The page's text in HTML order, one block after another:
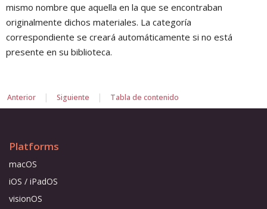
mismo nombre que aquella en la que se encontraban
originalmente dichos materiales. La categoría
correspondiente se creará automáticamente si no está
presente en su biblioteca.
Anterior | Siguiente | Tabla de contenido
Platforms
macOS
iOS / iPadOS
visionOS